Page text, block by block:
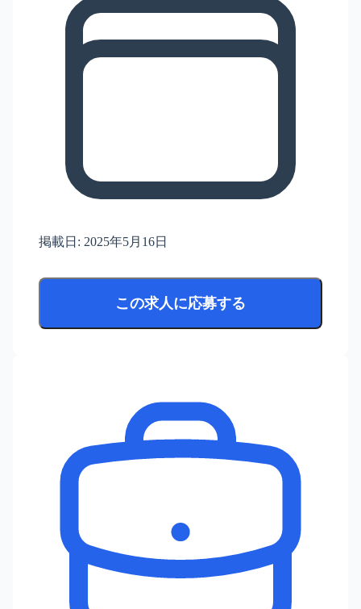
掲載日: 2025年5月16日
この求人に応募する